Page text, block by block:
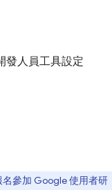
發人員工具設定
參加 Google 使用者研